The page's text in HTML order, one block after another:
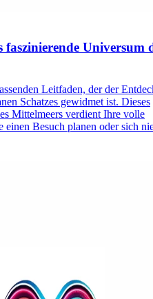
faszinierende Universum
Leitfaden, der der
Schatzes gewidmet ist. Dieses
Mittelmeers verdient Ihre volle
einen Besuch planen oder sich